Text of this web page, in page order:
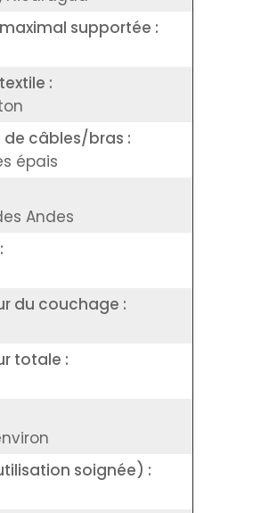
supportée :
:
de câbles/bras :
épais
Andes
du couchage :
totale :
soignée) :